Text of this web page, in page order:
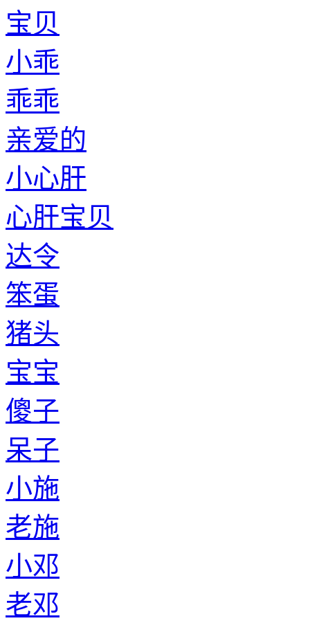
宝贝
小乖
乖乖
亲爱的
小心肝
心肝宝贝
达令
笨蛋
猪头
宝宝
傻子
呆子
小施
老施
小邓
老邓